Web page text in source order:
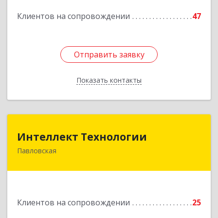
Клиентов на сопровождении 47
Отправить заявку
Показать контакты
Отправить заявку
Назад
Интеллект Технологии
Павловская
Клиентов на сопровождении 25
352040, Краснодарский край, Павловский р-н,